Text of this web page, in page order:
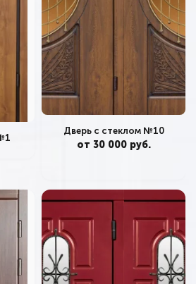
Дверь с стеклом №10
от 30 000 руб.